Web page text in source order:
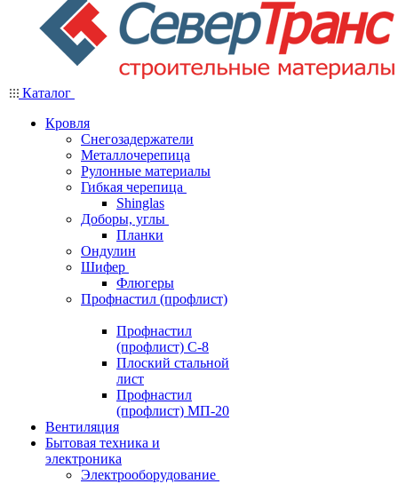
Каталог
Кровля
Снегозадержатели
Металлочерепица
Рулонные материалы
Гибкая черепица
Shinglas
Доборы, углы
Планки
Ондулин
Шифер
Флюгеры
Профнастил (профлист)
Профнастил
(профлист) С-8
Плоский стальной
лист
Профнастил
(профлист) МП-20
Вентиляция
Бытовая техника и
электроника
Электрооборудование